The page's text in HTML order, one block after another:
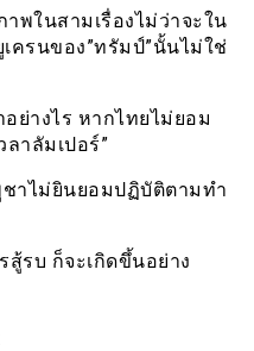
พในสามเรื่องไม่ว่าจะใน
ครนของ”ทรัมป์”นั้นไม่ใช่
ย่างไร หากไทยไม่ยอม
าลัมเปอร์”
ชาไม่ยินยอมปฏิบัติตามทำ
รบ ก็จะเกิดขึ้นอย่าง